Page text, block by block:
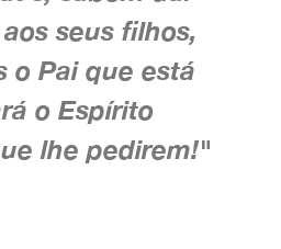
seus filhos,
o Pai que está
o Espírito
lhe pedirem!"